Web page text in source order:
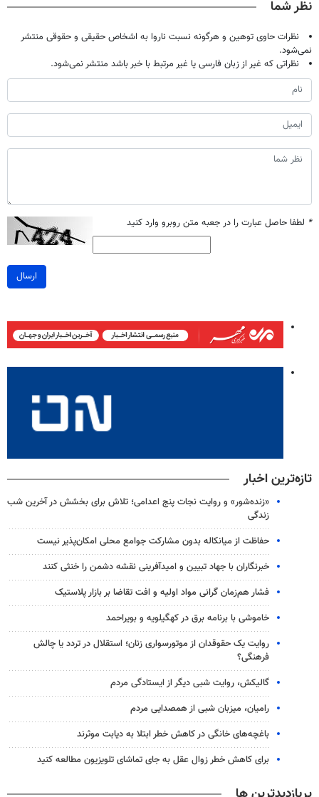
نظر شما
نظرات حاوی توهین و هرگونه نسبت ناروا به اشخاص حقیقی و حقوقی منتشر
نمی‌شود.
نظراتی که غیر از زبان فارسی یا غیر مرتبط با خبر باشد منتشر نمی‌شود.
* لطفا حاصل عبارت را در جعبه متن روبرو وارد کنید
ارسال
تازه‌ترین اخبار
«زنده‌شور» و روایت نجات پنج اعدامی؛ تلاش برای بخشش در آخرین شب
زندگی
حفاظت از میانکاله بدون مشارکت جوامع محلی امکان‌پذیر نیست
خبرنگاران با جهاد تبیین و امیدآفرینی نقشه دشمن را خنثی کنند
فشار هم‌زمان گرانی مواد اولیه و افت تقاضا بر بازار پلاستیک
خاموشی با برنامه برق در کهگیلویه و بویراحمد
روایت یک حقوقدان از موتورسواری زنان؛ استقلال در تردد یا چالش
فرهنگی؟
گالیکش، روایت شبی دیگر از ایستادگی مردم
رامیان، میزبان شبی از همصدایی مردم
باغچه‌های خانگی در کاهش خطر ابتلا به دیابت موثرند
برای کاهش خطر زوال عقل به جای تماشای تلویزیون مطالعه کنید